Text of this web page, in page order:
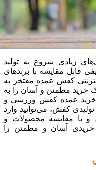
زیادی شروع به تولید
قابل مقایسه با برندهای
کفش عمده مفتخر به
خرید مطمئن و آسان را به
خرید عمده کفش ورزشی و
کفش، می‌توانید وارد
و با مقایسه محصولات و
آسان و مطمئن را